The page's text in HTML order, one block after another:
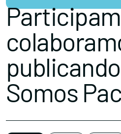
Somos